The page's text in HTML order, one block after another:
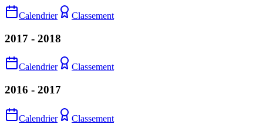
Calendrier Classement
2017 - 2018
Calendrier Classement
2016 - 2017
Calendrier Classement